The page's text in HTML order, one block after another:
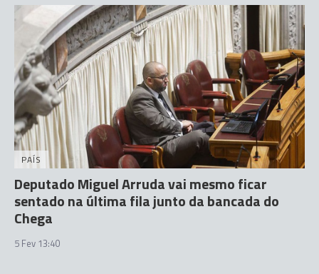
PAÍS
Deputado Miguel Arruda vai mesmo ficar
sentado na última fila junto da bancada do
Chega
5 Fev 13:40